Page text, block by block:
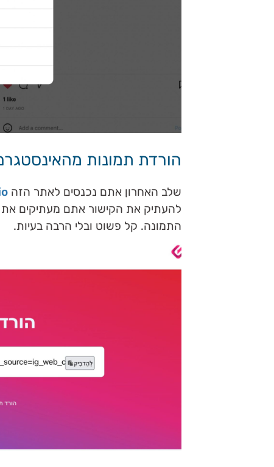
הורדת תמונות
שלב האחרון אתם נכנסים לאתר הזה
להעתיק את הקישור אתם מעתיקים את
התמונה. קל פשוט ובלי הרבה בעיות.